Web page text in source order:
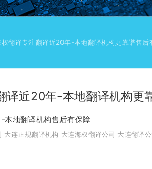
翻译专注翻译近20年-本地翻译机构更靠谱售后
译近20年-本地翻译机构更
本地翻译机构售后有保障
大连正规翻译机构 大连海权翻译公司 大连翻译公